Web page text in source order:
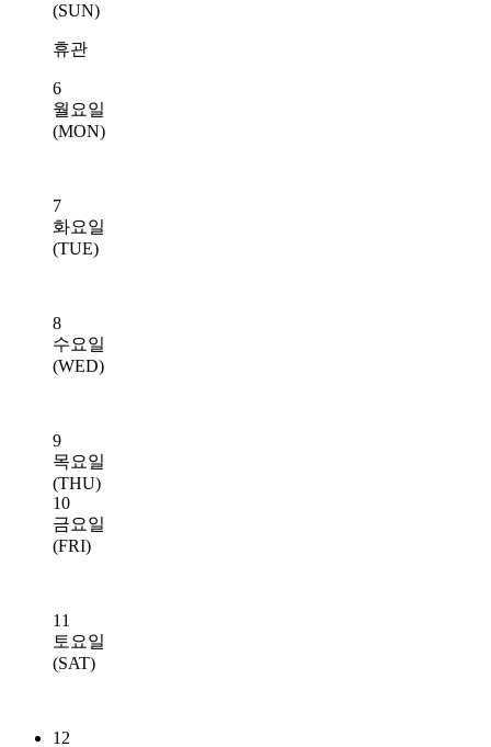
(SUN)
휴관
6
월요일
(MON)
7
화요일
(TUE)
8
수요일
(WED)
9
목요일
(THU)
10
금요일
(FRI)
11
토요일
(SAT)
12